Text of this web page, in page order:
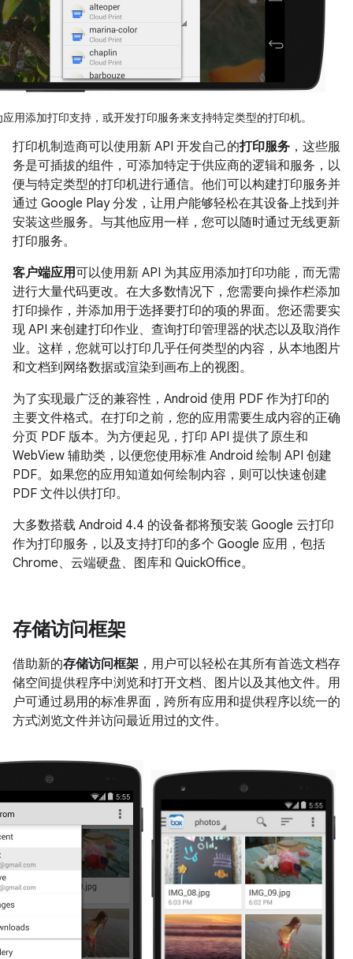
用添加打印支持，或开发打印服务来支持特定类型的打印机。
打印机制造商可以使用新 API 开发自己的打印服务 ，这些服
务是可插拔的组件，可添加特定于供应商的逻辑和服务，以
便与特定类型的打印机进行通信。他们可以构建打印服务并
通过 Google Play 分发，让用户能够轻松在其设备上找到并
安装这些服务。与其他应用一样，您可以随时通过无线更新
打印服务。
客户端应用可以使用新 API 为其应用添加打印功能，而无需
进行大量代码更改。在大多数情况下，您需要向操作栏添加
打印操作，并添加用于选择要打印的项的界面。您还需要实
现 API 来创建打印作业、查询打印管理器的状态以及取消作
业。这样，您就可以打印几乎任何类型的内容，从本地图片
和文档到网络数据或渲染到画布上的视图。
为了实现最广泛的兼容性，Android 使用 PDF 作为打印的
主要文件格式。在打印之前，您的应用需要生成内容的正确
分页 PDF 版本。为方便起见，打印 API 提供了原生和
WebView 辅助类，以便您使用标准 Android 绘制 API 创建
PDF。如果您的应用知道如何绘制内容，则可以快速创建
PDF 文件以供打印。
大多数搭载 Android 4.4 的设备都将预安装 Google 云打印
作为打印服务，以及支持打印的多个 Google 应用，包括
Chrome、云端硬盘、图库和 QuickOffice。
存储访问框架
借助新的存储访问框架 ，用户可以轻松在其所有首选文档存
储空间提供程序中浏览和打开文档、图片以及其他文件。用
户可通过易用的标准界面，跨所有应用和提供程序以统一的
方式浏览文件并访问最近用过的文件。